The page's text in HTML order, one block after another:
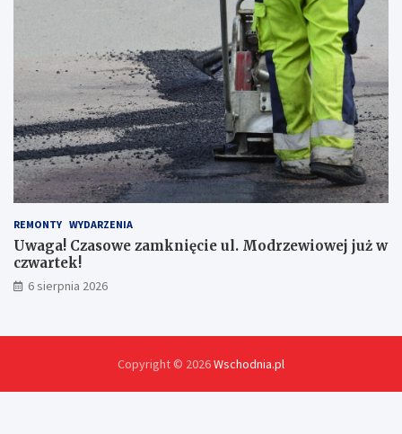
e
z
y
c
h
!
REMONTY WYDARZENIA
Uwaga! Czasowe zamknięcie ul. Modrzewiowej już w
czwartek!
6 sierpnia 2026
Copyright © 2026Wschodnia.pl